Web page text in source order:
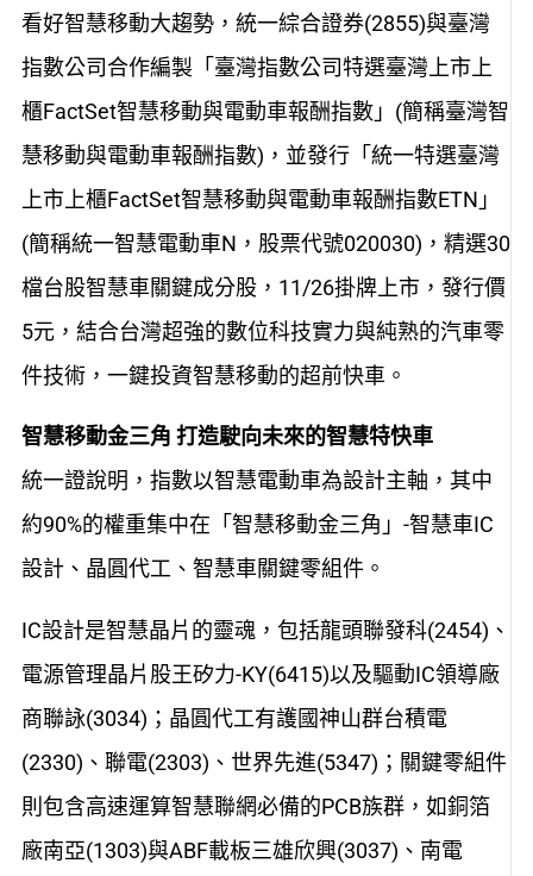
看好智慧移動大趨勢，統一綜合證券(2855)與臺灣
指數公司合作編製「臺灣指數公司特選臺灣上市上
櫃FactSet智慧移動與電動車報酬指數」(簡稱臺灣智
慧移動與電動車報酬指數)，並發行「統一特選臺灣
上市上櫃FactSet智慧移動與電動車報酬指數ETN」
(簡稱統一智慧電動車N，股票代號020030)，精選30
檔台股智慧車關鍵成分股，11/26掛牌上市，發行價
5元，結合台灣超強的數位科技實力與純熟的汽車零
件技術，一鍵投資智慧移動的超前快車。
智慧移動金三角 打造駛向未來的智慧特快車
統一證說明，指數以智慧電動車為設計主軸，其中
約90%的權重集中在「智慧移動金三角」-智慧車IC
設計、晶圓代工、 智慧車關鍵零組件。
IC設計是智慧晶片的靈魂，包括龍頭聯發科(2454)、
電源管理晶片股王矽力-KY(6415)以及驅動IC領導廠
商聯詠(3034)；晶圓代工有護國神山群台積電
(2330)、聯電(2303)、世界先進(5347)；關鍵零組件
則包含高速運算智慧聯網必備的PCB族群，如銅箔
廠南亞(1303)與ABF載板三雄欣興(3037)、南電